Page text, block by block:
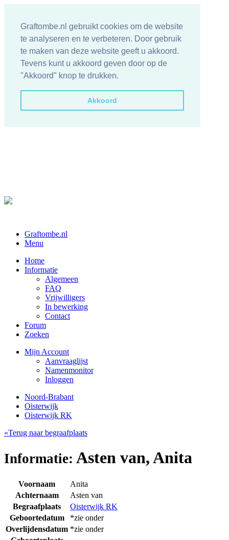
Graftombe.nl gebruikt cookies om de website
te analyseren en te verbeteren. Door gebruik
te maken van deze website geeft u akkoord.
Tevens kunt u akkoord geven door op de
"Akkoord" knop te drukken.
Akkoord
Graftombe.nl
Menu
Home
Informatie
Algemeen
FAQ
Vrijwilligers
In bewerking
Contact
Forum
Zoeken
Mijn Account
Aanvraaglijst
Namenmonitor
Inloggen
Noord-Brabant
Oisterwijk
Oisterwijk RK
«Terug naar begraafplaats
Informatie: Asten van, Anita
Voornaam
Anita
Achternaam
Asten van
Begraafplaats
Oisterwijk RK
Geboortedatum
*zie onder
Overlijdensdatum *zie onder